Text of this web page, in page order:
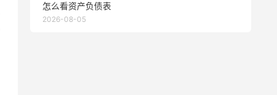
怎么看资产负债表
2026-08-05